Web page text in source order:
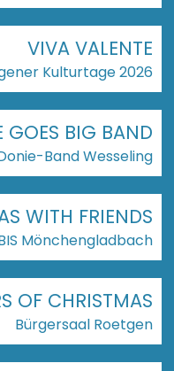
VIVA VALENTE
Kulturtage 2026
GOES BIG BAND
Band Wesseling
WITH FRIENDS
Mönchengladbach
OF CHRISTMAS
Bürgersaal Roetgen